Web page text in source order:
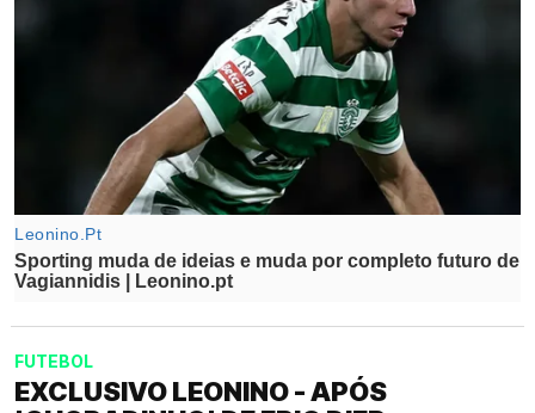
FUTEBOL
EXCLUSIVO LEONINO - APÓS